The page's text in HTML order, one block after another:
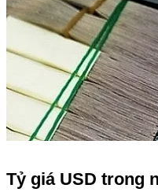
Tỷ giá USD trong